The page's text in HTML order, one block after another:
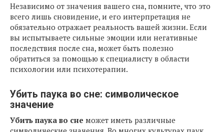
Независимо от значения вашего сна, помните, что это
всего лишь сновидение, и его интерпретация не
обязательно отражает реальность вашей жизни. Если
вы испытываете сильные эмоции или негативные
последствия после сна, может быть полезно
обратиться за помощью к специалисту в области
психологии или психотерапии.
Убить паука во сне: символическое
значение
Убить паука во сне может иметь различные